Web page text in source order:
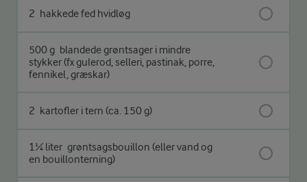
2 hakkede fed hvidløg
500 g blandede grøntsager i mindre
stykker (fx gulerod, selleri, pastinak, porre,
fennikel, græskar)
2 kartofler i tern (ca. 150 g)
1¼ liter grøntsagsbouillon (eller vand og
en bouillonterning)